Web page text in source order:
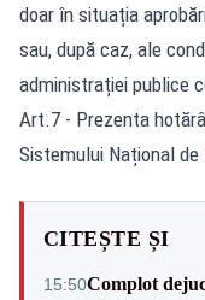
doar în situația
sau, după caz, ale
administrației publice
Art.7 - Prezenta
Sistemului Național
CITEȘTE ȘI
15:50Complot